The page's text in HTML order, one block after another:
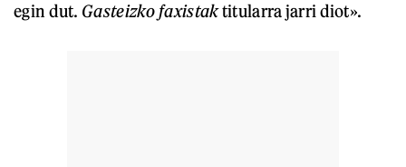
egin dut. Gasteizko faxistaktitularra jarri diot».